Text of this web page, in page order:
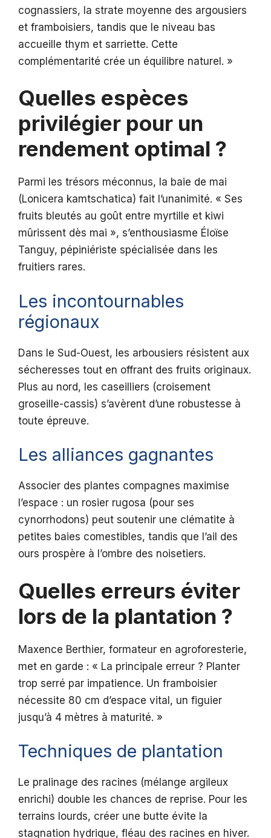
cognassiers, la strate moyenne des argousiers
et framboisiers, tandis que le niveau bas
accueille thym et sarriette. Cette
complémentarité crée un équilibre naturel. »
Quelles espèces
privilégier pour un
rendement optimal ?
Parmi les trésors méconnus, la baie de mai
(Lonicera kamtschatica) fait l’unanimité. « Ses
fruits bleutés au goût entre myrtille et kiwi
mûrissent dès mai », s’enthousiasme Éloïse
Tanguy, pépiniériste spécialisée dans les
fruitiers rares.
Les incontournables
régionaux
Dans le Sud-Ouest, les arbousiers résistent aux
sécheresses tout en offrant des fruits originaux.
Plus au nord, les caseilliers (croisement
groseille-cassis) s’avèrent d’une robustesse à
toute épreuve.
Les alliances gagnantes
Associer des plantes compagnes maximise
l’espace : un rosier rugosa (pour ses
cynorrhodons) peut soutenir une clématite à
petites baies comestibles, tandis que l’ail des
ours prospère à l’ombre des noisetiers.
Quelles erreurs éviter
lors de la plantation ?
Maxence Berthier, formateur en agroforesterie,
met en garde : « La principale erreur ? Planter
trop serré par impatience. Un framboisier
nécessite 80 cm d’espace vital, un figuier
jusqu’à 4 mètres à maturité. »
Techniques de plantation
Le pralinage des racines (mélange argileux
enrichi) double les chances de reprise. Pour les
terrains lourds, créer une butte évite la
stagnation hydrique, fléau des racines en hiver.